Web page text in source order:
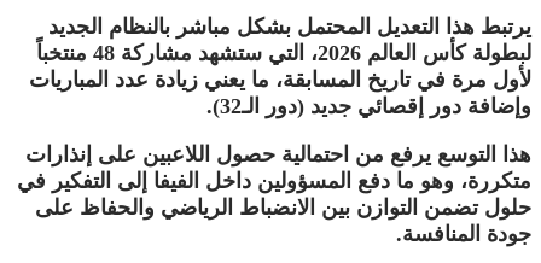
يرتبط هذا التعديل المحتمل بشكل مباشر بالنظام الجديد
لبطولةكأس العالم 2026
، التي ستشهد مشاركة 48 منتخباً
لأول مرة في تاريخ المسابقة، ما يعني زيادة عدد المباريات
وإضافة دور إقصائي جديد (دور الـ32).
هذا التوسع يرفع من احتمالية حصول اللاعبين على إنذارات
متكررة، وهو ما دفع المسؤولين داخل الفيفا إلى التفكير في
حلول تضمن التوازن بين الانضباط الرياضي والحفاظ على
جودة المنافسة.